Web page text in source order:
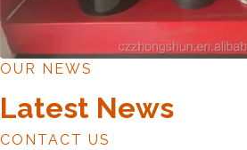
OUR NEWS
Latest News
CONTACT US